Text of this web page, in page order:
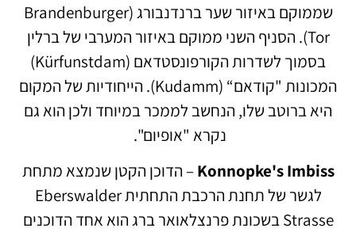
שממוקם באיזור שער ברנדנבורג (Brandenburger
Tor). הסניף השני ממוקם באיזור המערבי של ברלין
בסמוך לשדרות הקורפונסטדאם (Kürfunstdam)
המכונות "קודאם“ (Kudamm). הייחודיות של המקום
היא ברוטב שלו, הנחשב לממכר במיוחד ולכן הוא גם
נקרא "אופיום".
Konnopke's Imbiss– הדוכן הקטן שנמצא מתחת
לגשר של תחנת הרכבת התחתית Eberswalder
Strasse בשכונת פרנצלאואר ברג הוא אחד הדוכנים